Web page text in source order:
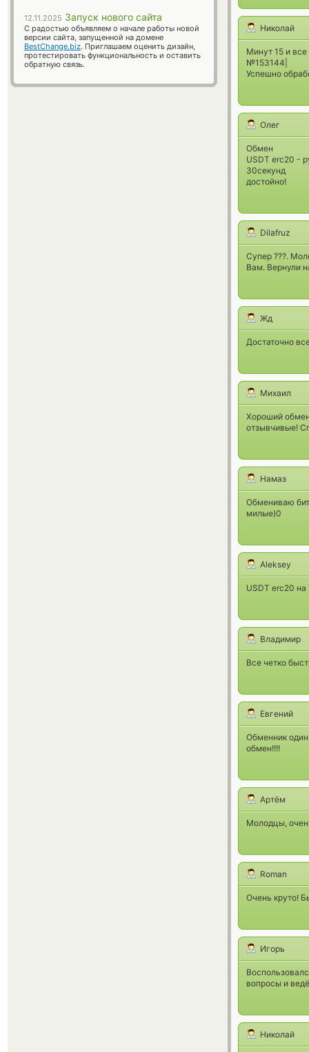
Николай
Минут 15 и
№153144|
Успешно
Олег
Обмен
USDT erc20 -
30секунд
достойно!
Dilafruz
Супер ???.
Вам. Вернули
Жд
Достаточно
Михаил
Хороший
отзывчивые!
Намаз
Обмениваю
милые)0
Aleksey
USDT erc20
Владимир
Все четко
Евгений
Обменник один
обмен!!!!
Артём
Молодцы,
Roman
Очень круто!
Игорь
вопросы и
Николай
12.11.2025 Запуск нового сайта
С радостью объявляем о начале работы новой
версии сайта, запущенной на домене
BestChange.biz. Приглашаем оценить дизайн,
протестировать функциональность и оставить
обратную связь.